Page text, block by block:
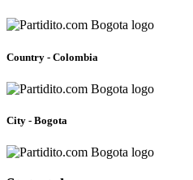
Country - Colombia
City - Bogota